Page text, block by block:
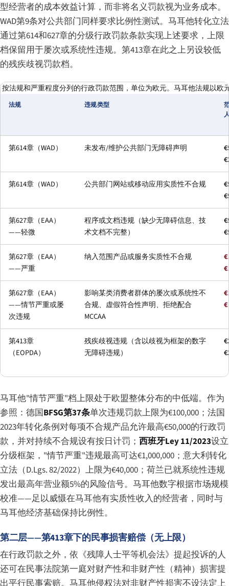
型经营者的成本效益计算，而非将名义罚款视为业务成本。
WAD第9条对公共部门同样要求比例性测试。马耳他转化立法
通过第614和627章的分级行政罚款条款实现上述要求，上限
档保留用于屡次或系统性违规。第413章在此之上另设较低
的残疾歧视罚款档。
按法规和严重程度分列的行政罚款范围，单位为欧元。马耳他法规以欧
法规 违规类型
第614章（WAD） 未发布/维护公共部门无障碍声明
第614章（WAD） 公共部门网站或移动应用实质性不合规
第627章（EAA）
——轻微
程序或文档违规（缺少无障碍信息、技
术文档不完整）
第627章（EAA）
——严重
纳入范围产品或服务实质性不合规
第627章（EAA）
——情节严重或屡
次违规
影响某类消费者群体的屡次或系统性不
合规、虚假符合性声明、拒绝配合
MCCAA
第413章
（EOPDA）
残疾歧视违规（含以歧视为框架的数字
无障碍违规）
马耳他"情节严重"档上限处于欧盟整体分布的中低端。作为
参照：德国BFSG第37条单次违规罚款上限为€100,000；法国
2023年转化条例对每项不合规产品允许最高€50,000的行政罚
款，并对持续不合规设有按日计罚； 西班牙Ley 11/2023设立
分级框架，"情节严重"违规最高可达€1,000,000；意大利转化
立法（D.Lgs. 82/2022）上限为€40,000；荷兰已就系统性违规
发出最高年营业额5%的风险信号。马耳他数字根据市场规模
校准——足以威慑在马耳他有实质性收入的经营者，同时与
马耳他经济基础保持比例性。
第二层——第413章下的民事损害赔偿（无上限）
在行政罚款之外，依《残障人士平等机会法》提起投诉的人
还可在民事法院第一庭对财产性和非财产性（精神）损害提
出平行民事索赔。马耳他侵权法对非财产性损害不设法定上